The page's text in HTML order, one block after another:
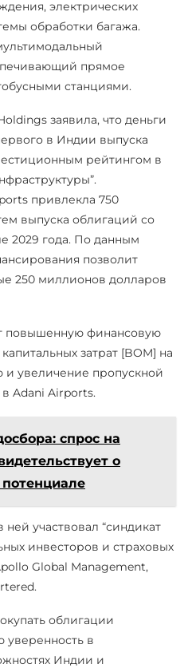
электрических
обработки багажа.
прямое
станциями.
заявила, что деньги
в Индии выпуска
рейтингом в
привлекла 750
выпуска облигаций со
2029 года. По данным
позволит
250 миллионов долларов
повышенную финансовую
затрат [BOM] на
увеличение пропускной
Adani Airports.
спрос на
о
участвовал “синдикат
инвесторов и страховых
Global Management,
облигации
уверенность в
Индии и